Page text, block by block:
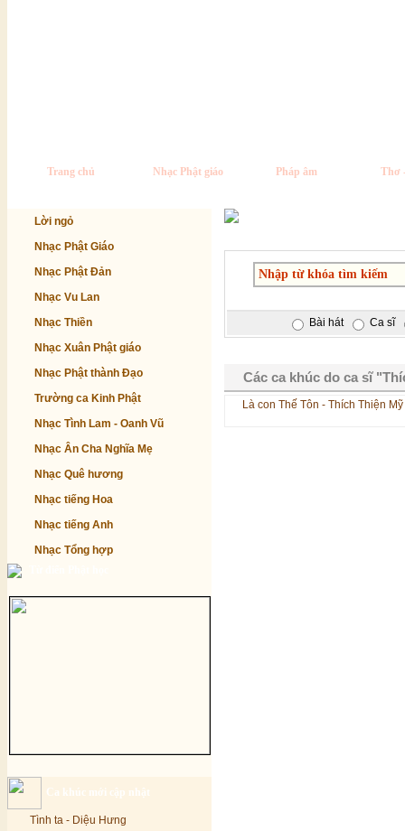
Trang chủ Nhạc Phật giáo Pháp âm Thơ
Lời ngỏ
Nhạc Phật Giáo
Nhạc Phật Đản
Nhạc Vu Lan
Nhạc Thiền
Nhạc Xuân Phật giáo
Nhạc Phật thành Đạo
Trường ca Kinh Phật
Nhạc Tình Lam - Oanh Vũ
Nhạc Ân Cha Nghĩa Mẹ
Nhạc Quê hương
Nhạc tiếng Hoa
Nhạc tiếng Anh
Nhạc Tổng hợp
Ca khúc mới cập nhật
Tình ta - Diệu Hưng
Bài hát Ca sĩ
Các ca khúc do ca sĩ
Là con Thế Tôn - Thích Thiện Mỹ